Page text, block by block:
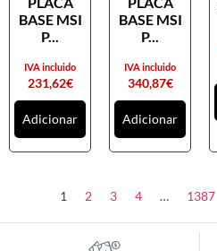
Placas gráficas
SAIS
Ventoínhas
Computadores
All-in-One
BASE MSI
P...
231,62€
IVA incluido
Adicionar
BASE MSI
P...
340,87€
IVA incluido
Adicionar
1 2 3 4 … 1387